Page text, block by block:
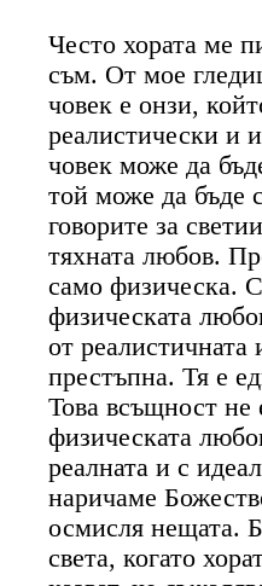
Често хората ме
съм. От мое
човек е онзи,
реалистически и
човек може да
той може да бъде
говорите за
тяхната любов.
само физическа.
физическата
от реалистичната
престъпна. Тя е
Това всъщност не
физическата
реалната и с
наричаме
осмисля нещата.
света, когато